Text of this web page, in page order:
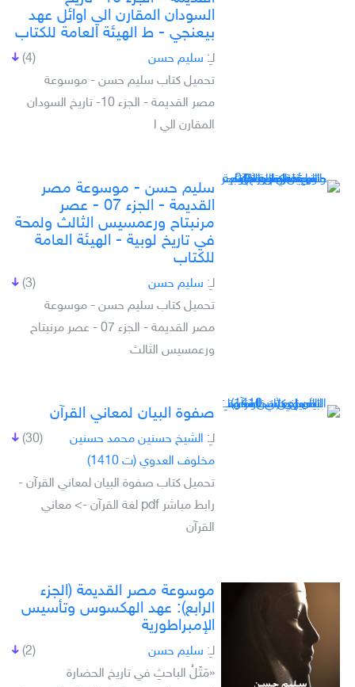
السودان المقارن الي اوائل عهد
بيعنجي - ط الهيئة العامة للكتاب
(4) لـِ: سليم حسن
تحميل كتاب سليم حسن - موسوعة
مصر القديمة - الجزء 10- تاريخ السودان
المقارن الي ا
سليم حسن - موسوعة مصر
القديمة - الجزء 07 - عصر
مرنبتاح ورعمسيس الثالث ولمحة
في تاريخ لوبية - الهيئة العامة
للكتاب
(3) لـِ: سليم حسن
تحميل كتاب سليم حسن - موسوعة
مصر القديمة - الجزء 07 - عصر مرنبتاح
ورعمسيس الثالث
صفوة البيان لمعاني القرآن
(30) لـِ: الشيخ حسنين محمد حسنين
مخلوف العدوي (ت 1410)
تحميل كتاب صفوة البيان لمعاني القرآن -
رابط مباشر pdf لغة القرآن -> معاني
القرآن
موسوعة مصر القديمة (الجزء
الرابع): عهد الهكسوس وتأسيس
الإمبراطورية
(2) لـِ: سليم حسن
«مَثَلُ الباحثِ في تاريخ الحضارة